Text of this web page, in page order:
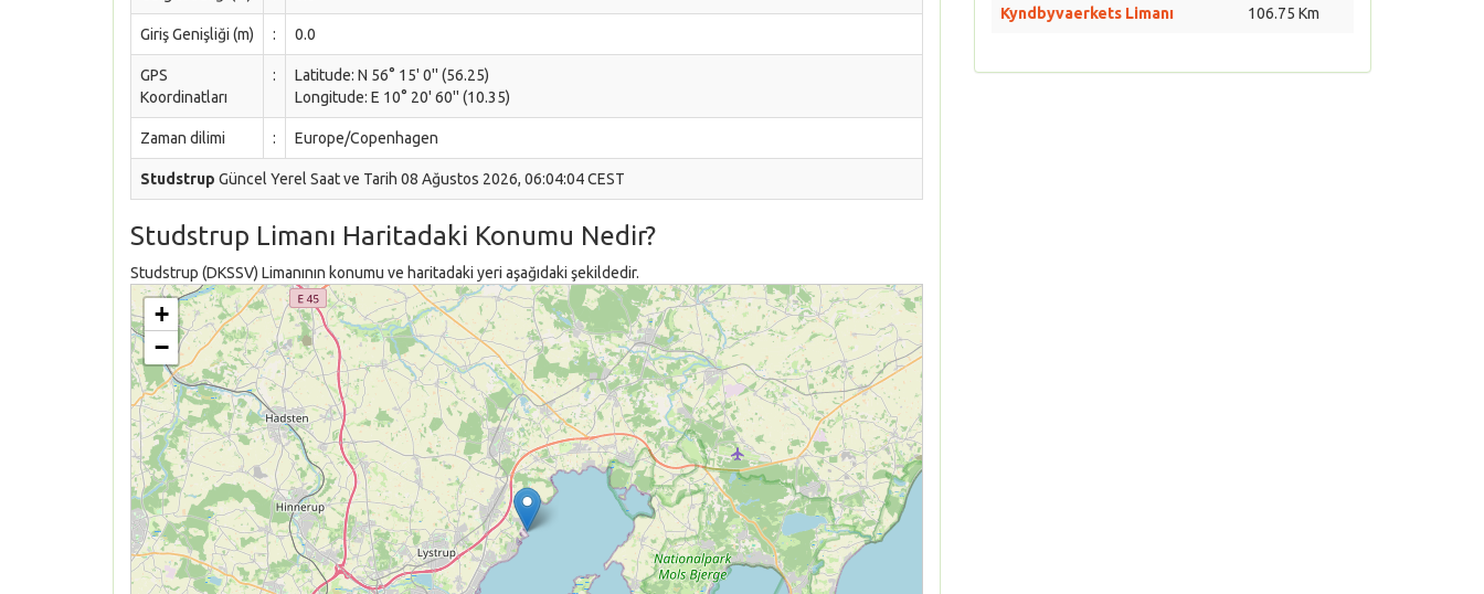
Giriş Genişliği (m) : 0.0
GPS
Koordinatları
:
Latitude: N 56° 15' 0'' (56.25)
Longitude: E 10° 20' 60'' (10.35)
Zaman dilimi : Europe/Copenhagen
Studstrup Güncel Yerel Saat ve Tarih 08 Ağustos 2026, 06:04:04 CEST
Studstrup Limanı Haritadaki Konumu Nedir?
Studstrup (DKSSV) Limanının konumu ve haritadaki yeri aşağıdaki şekildedir.
+
−
Kyndbyvaerkets Limanı 106.75 Km